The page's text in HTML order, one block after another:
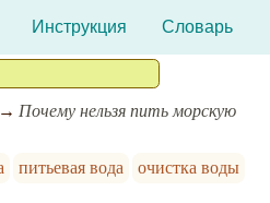
Инструкция Словарь
Почему нельзя пить морскую
питьевая вода очистка воды